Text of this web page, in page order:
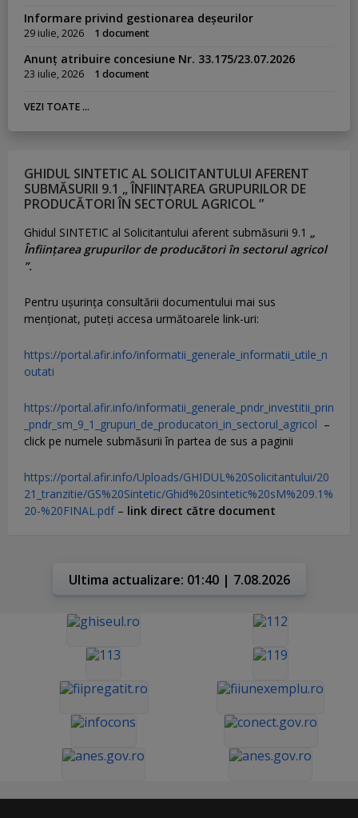
Informare privind gestionarea deșeurilor
29 iulie, 2026 1 document
Anunț atribuire concesiune Nr. 33.175/23.07.2026
23 iulie, 2026 1 document
VEZI TOATE ...
GHIDUL SINTETIC AL SOLICITANTULUI AFERENT
SUBMĂSURII 9.1 „ ÎNFIINȚAREA GRUPURILOR DE
PRODUCĂTORI ÎN SECTORUL AGRICOL ”
Ghidul SINTETIC al Solicitantului aferent submăsurii 9.1 „
Înființarea grupurilor de producători în sectorul agricol
”.
Pentru uşurinţa consultării documentului mai sus
menţionat, puteţi accesa următoarele link-uri:
https://portal.afir.info/informatii_generale_informatii_utile_n
outati
https://portal.afir.info/informatii_generale_pndr_investitii_prin
_pndr_sm_9_1_grupuri_de_producatori_in_sectorul_agricol –
click pe numele submăsurii în partea de sus a paginii
https://portal.afir.info/Uploads/GHIDUL%20Solicitantului/20
21_tranzitie/GS%20Sintetic/Ghid%20sintetic%20sM%209.1%
20-%20FINAL.pdf– link direct către document
Ultima actualizare: 01:40 | 7.08.2026